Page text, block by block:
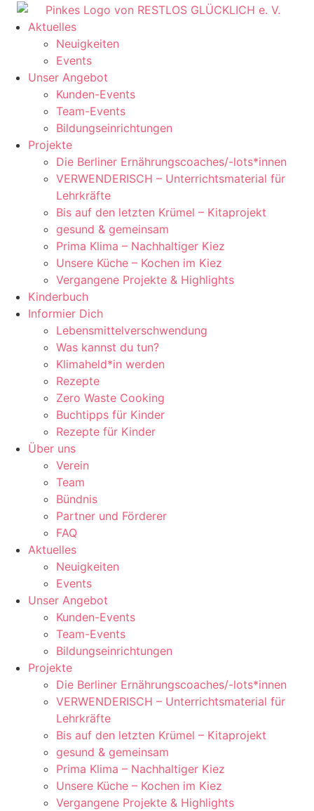
Aktuelles
Neuigkeiten
Events
Unser Angebot
Kunden-Events
Team-Events
Bildungseinrichtungen
Projekte
Die Berliner Ernährungscoaches/-lots*innen
VERWENDERISCH – Unterrichtsmaterial für
Lehrkräfte
Bis auf den letzten Krümel – Kitaprojekt
gesund & gemeinsam
Prima Klima – Nachhaltiger Kiez
Unsere Küche – Kochen im Kiez
Vergangene Projekte & Highlights
Kinderbuch
Informier Dich
Lebensmittelverschwendung
Was kannst du tun?
Klimaheld*in werden
Rezepte
Zero Waste Cooking
Buchtipps für Kinder
Rezepte für Kinder
Über uns
Verein
Team
Bündnis
Partner und Förderer
FAQ
Aktuelles
Neuigkeiten
Events
Unser Angebot
Kunden-Events
Team-Events
Bildungseinrichtungen
Projekte
Die Berliner Ernährungscoaches/-lots*innen
VERWENDERISCH – Unterrichtsmaterial für
Lehrkräfte
Bis auf den letzten Krümel – Kitaprojekt
gesund & gemeinsam
Prima Klima – Nachhaltiger Kiez
Unsere Küche – Kochen im Kiez
Vergangene Projekte & Highlights